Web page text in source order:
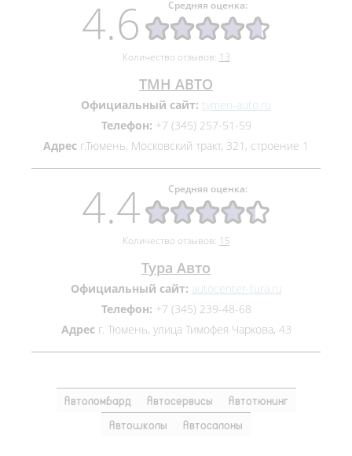
Средняя оценка:
4.6
Количество отзывов: 13
ТМН АВТО
Официальный сайт: tymen-auto.ru
Телефон: +7 (345) 257-51-59
Адрес г.Тюмень, Московский тракт, 321, строение 1
Средняя оценка:
4.4
Количество отзывов: 15
Тура Авто
Официальный сайт: autocenter-tura.ru
Телефон: +7 (345) 239-48-68
Адресг. Тюмень, улица Тимофея Чаркова, 43
Автоломбард Автосервисы
Автотюнинг
Автошколы
Автосалоны